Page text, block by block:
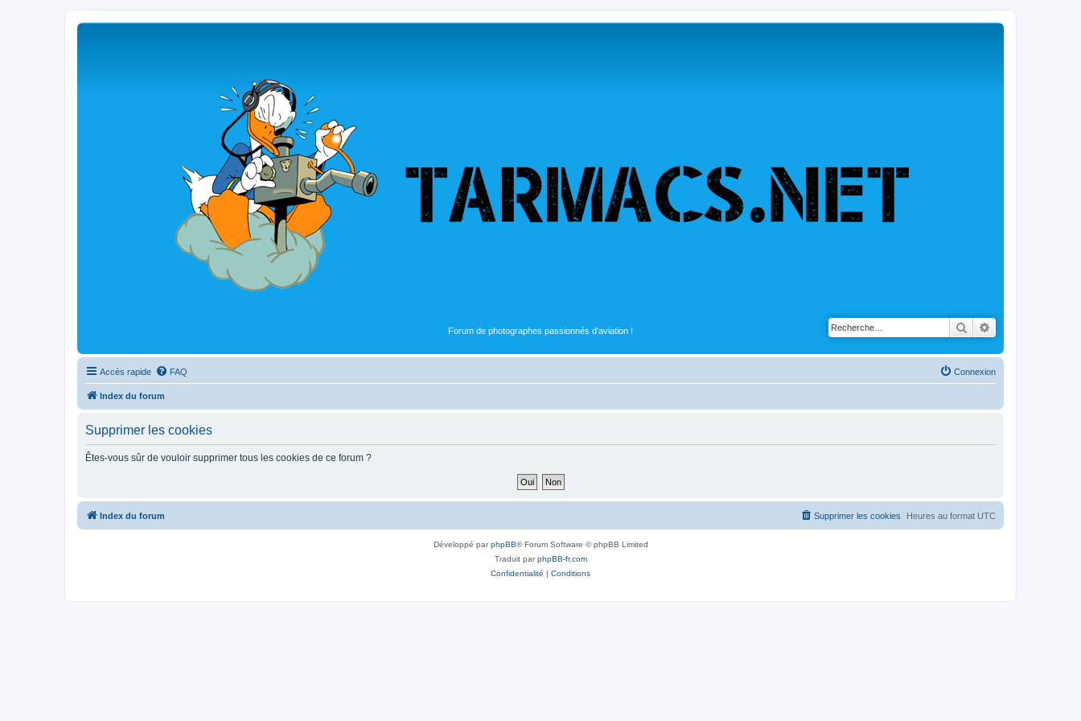
Forum de photographes passionnés d'aviation ! Rechercher
Accès rapide FAQ Connexion
Index du forum
Supprimer les cookies
Êtes-vous sûr de vouloir supprimer tous les cookies de ce forum ?
Index du forum Heures au format UTC
Supprimer les cookies
Développé parphpBB® Forum Software © phpBB Limited
Traduit parphpBB-fr.com
Confidentialité | Conditions